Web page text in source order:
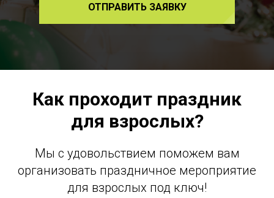
ОТПРАВИТЬ ЗАЯВКУ
Как проходит праздник
для взрослых?
Мы с удовольствием поможем вам
организовать праздничное мероприятие
для взрослых под ключ!